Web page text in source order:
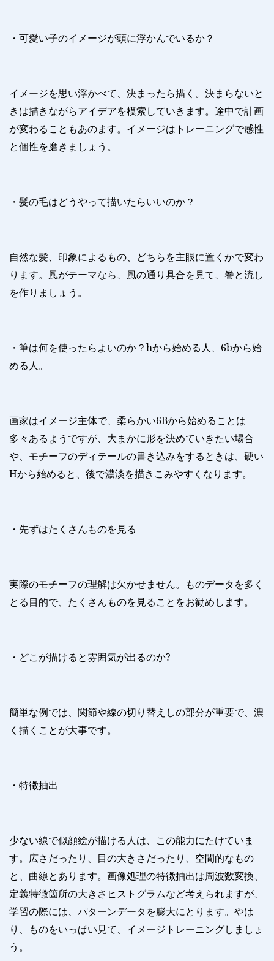
・可愛い子のイメージが頭に浮かんでいるか？
イメージを思い浮かべて、決まったら描く。決まらないと
きは描きながらアイデアを模索していきます。途中で計画
が変わることもあのます。イメージはトレーニングで感性
と個性を磨きましょう。
・髪の毛はどうやって描いたらいいのか？
自然な髪、印象によるもの、どちらを主眼に置くかで変わ
ります。風がテーマなら、風の通り具合を見て、巻と流し
を作りましょう。
・筆は何を使ったらよいのか？hから始める人、 6bから始
める人。
画家はイメージ主体で、柔らかい6Bから始めることは
多々あるようですが、大まかに形を決めていきたい場合
や、モチーフのディテールの書き込みをするときは、硬い
Hから始めると、後で濃淡を描きこみやすくなります。
・先ずはたくさんものを見る
実際のモチーフの理解は欠かせません。ものデータを多く
とる目的で、たくさんものを見ることをお勧めします。
・どこが描けると雰囲気が出るのか?
簡単な例では、関節や線の切り替えしの部分が重要で、濃
く描くことが大事です。
・特徴抽出
少ない線で似顔絵が描ける人は、この能力にたけていま
す。広さだったり、目の大きさだったり、空間的なもの
と、曲線とあります。画像処理の特徴抽出は周波数変換、
定義特徴箇所の大きさヒストグラムなど考えられますが、
学習の際には、パターンデータを膨大にとります。やは
り、ものをいっぱい見て、イメージトレーニングしましょ
う。